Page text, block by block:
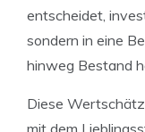
entscheidet,
sondern in eine
hinweg Bestand
Diese
mit dem